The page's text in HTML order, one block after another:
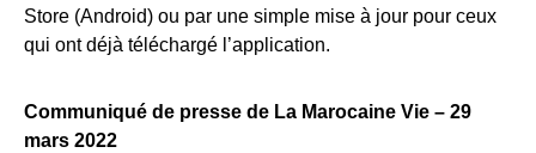
Store (Android) ou par une simple mise à jour pour ceux
qui ont déjà téléchargé l’application.
Communiqué de presse de La Marocaine Vie – 29
mars 2022